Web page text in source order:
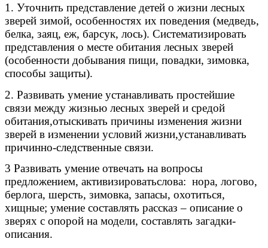
1. Уточнить представление детей о жизни лесных
зверей зимой, особенностях их поведения (медведь,
белка, заяц, еж, барсук, лось). Систематизировать
представления о месте обитания лесных зверей
(особенности добывания пищи, повадки, зимовка,
способы защиты).
2. Развивать умение устанавливать простейшие
связи между жизнью лесных зверей и средой
обитания,отыскивать причины изменения жизни
зверей в изменении условий жизни,устанавливать
причинно-следственные связи.
3 Развивать умение отвечать на вопросы
предложением, активизироватьслова: нора, логово,
берлога, шерсть, зимовка, запасы, охотиться,
хищные; умение составлять рассказ – описание о
зверях с опорой на модели, составлять загадки-
описания.